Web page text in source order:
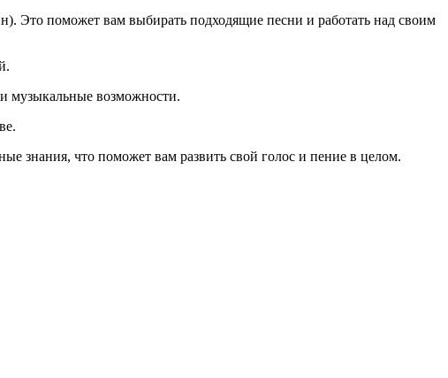
Это поможет вам выбирать подходящие песни и работать над своим
музыкальные возможности.
знания, что поможет вам развить свой голос и пение в целом.